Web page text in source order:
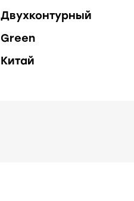
Двухконтурный
Green
Китай